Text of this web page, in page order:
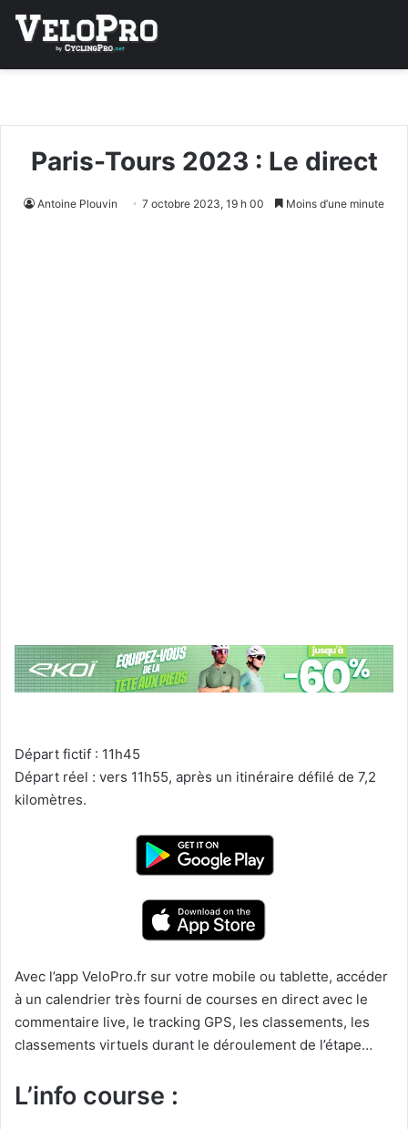
Paris-Tours 2023 : Le direct
Antoine Plouvin 7 octobre 2023, 19 h 00 Moins d’une minute
Départ fictif : 11h45
Départ réel : vers 11h55, après un itinéraire défilé de 7,2
kilomètres.
Avec l’app VeloPro.fr sur votre mobile ou tablette, accéder
à un calendrier très fourni de courses en direct avec le
commentaire live, le tracking GPS, les classements, les
classements virtuels durant le déroulement de l’étape…
L’info course :